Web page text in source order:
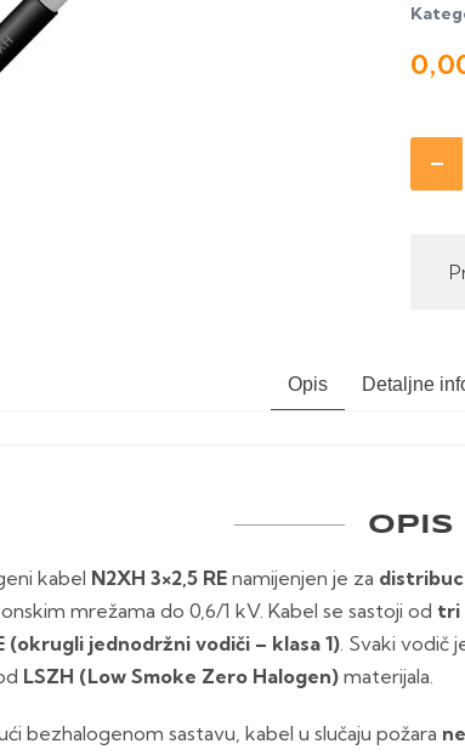
Opis Detaljne
OPIS
kabel N2XH 3×2,5 RE namijenjen je za
mrežama do 0,6/1 kV. Kabel se sastoji od tri
(okrugli jednodržni vodiči – klasa 1) . Svaki vodič
LSZH (Low Smoke Zero Halogen) materijala.
bezhalogenom sastavu, kabel u slučaju požara